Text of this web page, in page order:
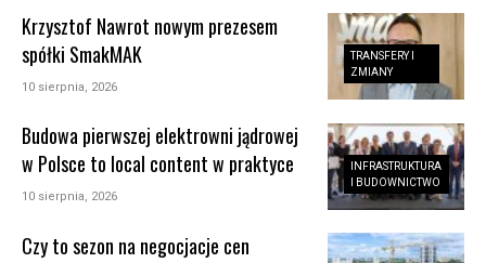
TRANSFERY I
ZMIANY
Krzysztof Nawrot nowym prezesem
spółki SmakMAK
10 sierpnia, 2026
INFRASTRUKTURA
I BUDOWNICTWO
Budowa pierwszej elektrowni jądrowej
w Polsce to local content w praktyce
10 sierpnia, 2026
Czy to sezon na negocjacje cen